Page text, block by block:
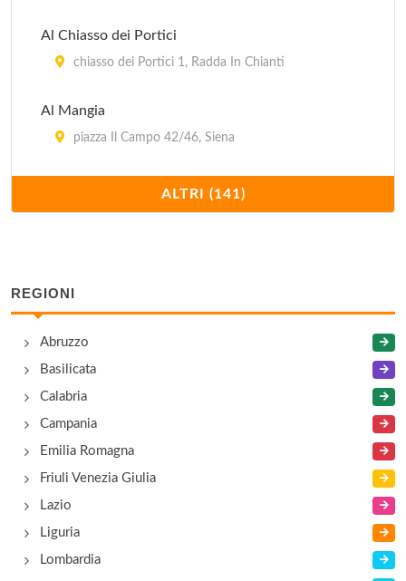
Al Chiasso dei Portici
chiasso dei Portici 1, Radda In Chianti
Al Mangia
piazza Il Campo 42/46, Siena
via del Castoro 3, Siena
via Fiorentina 63, Castellina in Chianti
Alla Speranza
piazza Il Campo 35/36, Siena
Antica Fattoria La Romita
Antica Posta Toscana
ALTRI (141)
REGIONI
Abruzzo
Basilicata
Calabria
Campania
Emilia Romagna
Friuli Venezia Giulia
Lazio
Liguria
Lombardia